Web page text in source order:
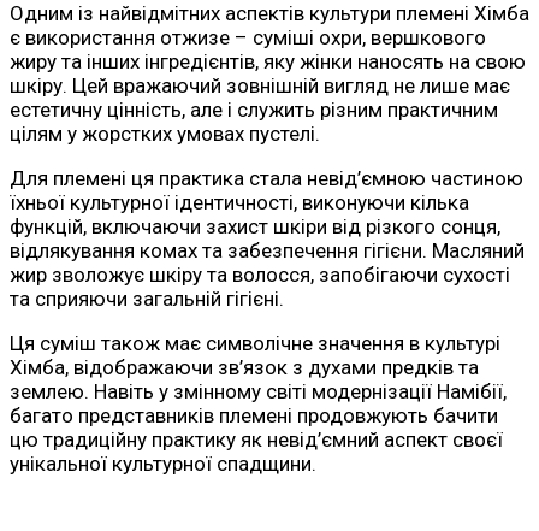
Одним із найвідмітних аспектів культури племені Хімба
є використання отжизе – суміші охри, вершкового
жиру та інших інгредієнтів, яку жінки наносять на свою
шкіру. Цей вражаючий зовнішній вигляд не лише має
естетичну цінність, але і служить різним практичним
цілям у жорстких умовах пустелі.
Для племені ця практика стала невід’ємною частиною
їхньої культурної ідентичності, виконуючи кілька
функцій, включаючи захист шкіри від різкого сонця,
відлякування комах та забезпечення гігієни. Масляний
жир зволожує шкіру та волосся, запобігаючи сухості
та сприяючи загальній гігієні.
Ця суміш також має символічне значення в культурі
Хімба, відображаючи зв’язок з духами предків та
землею. Навіть у змінному світі модернізації Намібії,
багато представників племені продовжують бачити
цю традиційну практику як невід’ємний аспект своєї
унікальної культурної спадщини.